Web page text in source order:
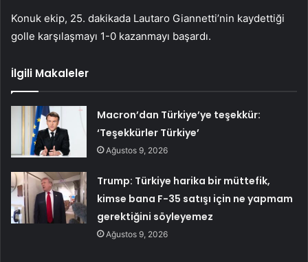
Konuk ekip, 25. dakikada Lautaro Giannetti’nin kaydettiği
golle karşılaşmayı 1-0 kazanmayı başardı.
İlgili Makaleler
Macron’dan Türkiye’ye teşekkür:
‘Teşekkürler Türkiye’
Ağustos 9, 2026
Trump: Türkiye harika bir müttefik,
kimse bana F-35 satışı için ne yapmam
gerektiğini söyleyemez
Ağustos 9, 2026